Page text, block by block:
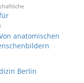
anatomischen
Berlin